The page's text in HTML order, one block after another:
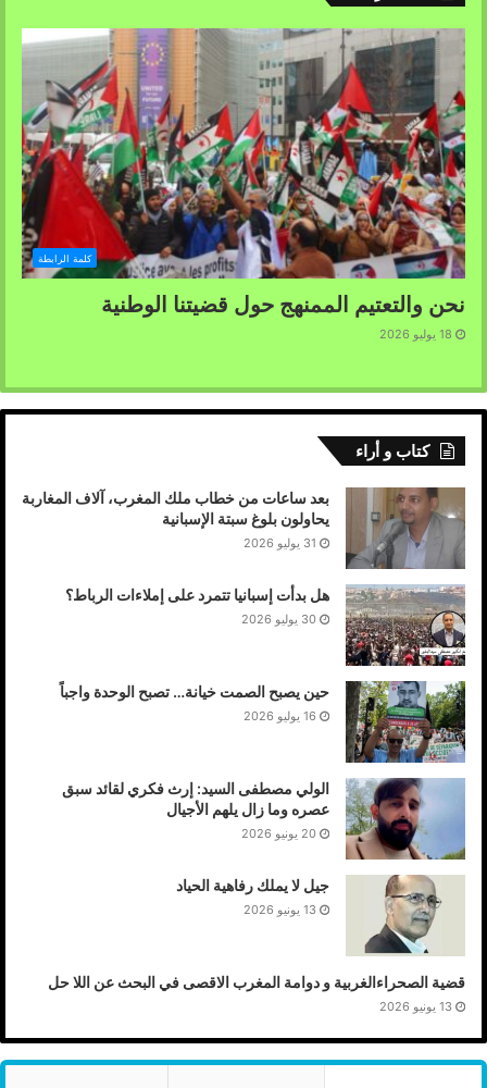
كلمة الرابطة
نحن والتعتيم الممنهج حول قضيتنا الوطنية
18 يوليو 2026
كتاب و أراء
بعد ساعات من خطاب ملك المغرب، آلاف المغاربة
يحاولون بلوغ سبتة الإسبانية
31 يوليو 2026
هل بدأت إسبانيا تتمرد على إملاءات الرباط؟
30 يوليو 2026
حين يصبح الصمت خيانة… تصبح الوحدة واجباً
16 يوليو 2026
الولي مصطفى السيد: إرث فكري لقائد سبق
عصره وما زال يلهم الأجيال
20 يونيو 2026
جيل لا يملك رفاهية الحياد
13 يونيو 2026
قضية الصحراءالغربية و دوامة المغرب الاقصى في البحث عن اللا حل
13 يونيو 2026